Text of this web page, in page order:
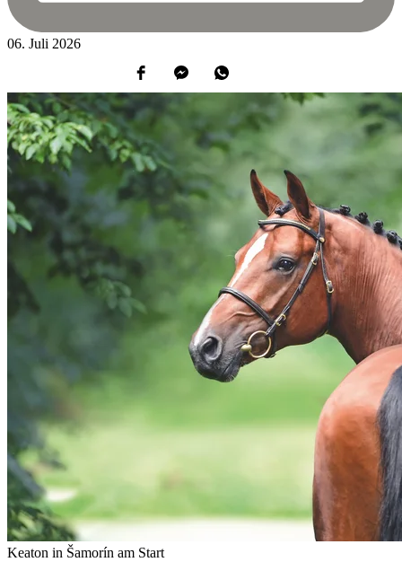
06. Juli 2026
Keaton in Šamorín am Start